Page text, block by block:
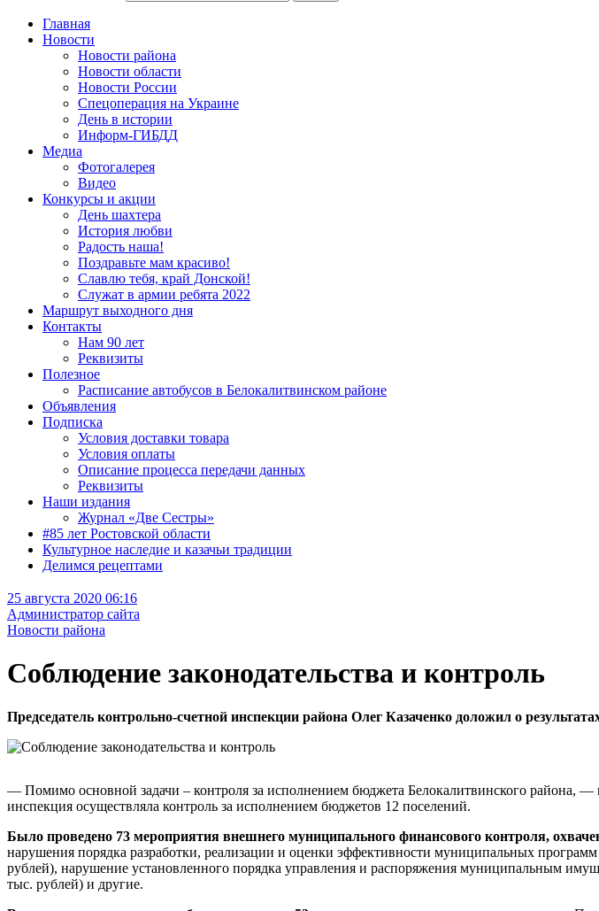
Главная
Новости
Новости района
Новости области
Новости России
Спецоперация на Украине
День в истории
Информ-ГИБДД
Медиа
Фотогалерея
Видео
Конкурсы и акции
День шахтера
История любви
Радость наша!
Поздравьте мам красиво!
Славлю тебя, край Донской!
Служат в армии ребята 2022
Маршрут выходного дня
Контакты
Нам 90 лет
Реквизиты
Полезное
Расписание автобусов в Белокалитвинском районе
Объявления
Подписка
Условия доставки товара
Условия оплаты
Описание процесса передачи данных
Реквизиты
Наши издания
Журнал «Две Сестры»
#85 лет Ростовской области
Культурное наследие и казачьи традиции
Делимся рецептами
25 августа 2020 06:16
Администратор сайта
Новости района
Соблюдение законодательства и контроль
Председатель контрольно-счетной инспекции района Олег Казаченко доложил о
— Помимо основной задачи – контроля за исполнением бюджета Белокалитвинского района,
инспекция осуществляла контроль за исполнением бюджетов 12 поселений.
Было проведено 73 мероприятия внешнего муниципального финансового контроля,
нарушения порядка разработки, реализации и оценки эффективности муниципальных
рублей), нарушение установленного порядка управления и распоряжения муниципальным
тыс. рублей) и другие.